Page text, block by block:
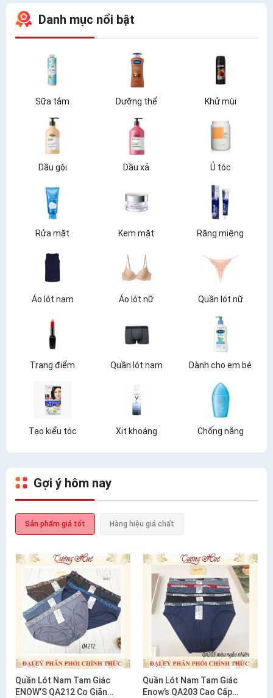
Danh mục nổi bật
Sữa tắm Dưỡng thể Khử mùi
Dầu gội Dầu xả Ủ tóc
Rửa mặt Kem mặt Răng miệng
Áo lót nam Áo lót nữ Quần lót nữ
Trang điểm Quần lót nam Dành cho em bé
Tạo kiểu tóc Xịt khoáng Chống nắng
Gợi ý hôm nay
Sản phẩm giá tốt Hàng hiệu giá chất
Quần Lót Nam Tam Giác
ENOW’S QA212 Co Giãn
Quần Lót Nam Tam Giác
Enow’s QA203 Cao Cấp